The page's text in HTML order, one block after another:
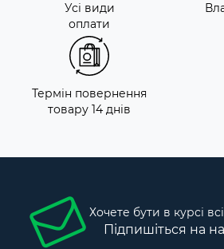
Усі види
оплати
Термін повернення
товару 14 днів
Хочете бути в курсі
Підпишіться на